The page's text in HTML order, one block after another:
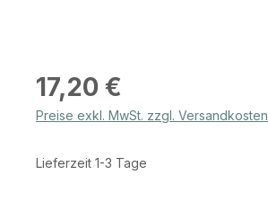
Regulärer Preis:
17,20 €
Preise exkl. MwSt. zzgl. Versandkosten
Lieferzeit 1-3 Tage